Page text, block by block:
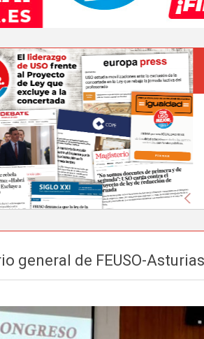
nacional se hace eco del
de Ley que excluye a la
en Carrusel
del Proyecto de Ley de reducción de la jornada
comenzado a ocupar espacio en los principales
nacionales.
FEUSO ha sido el primer sindicato en
general de FEUSO-Asturias